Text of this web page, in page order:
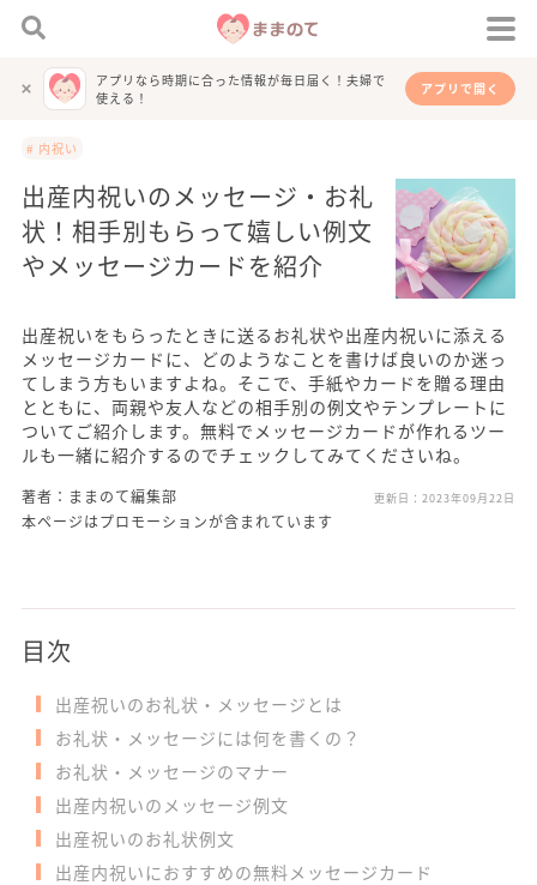
アプリなら時期に合った情報が毎日届く！夫婦で
使える！
アプリで開く
# 内祝い
出産内祝いのメッセージ・お礼
状！相手別もらって嬉しい例文
やメッセージカードを紹介
出産祝いをもらったときに送るお礼状や出産内祝いに添える
メッセージカードに、どのようなことを書けば良いのか迷っ
てしまう方もいますよね。そこで、手紙やカードを贈る理由
とともに、両親や友人などの相手別の例文やテンプレートに
ついてご紹介します。無料でメッセージカードが作れるツー
ルも一緒に紹介するのでチェックしてみてくださいね。
著者：ままのて編集部 更新日： 2023年09月22日
本ページはプロモーションが含まれています
目次
出産祝いのお礼状・メッセージとは
お礼状・メッセージには何を書くの？
お礼状・メッセージのマナー
出産内祝いのメッセージ例文
出産祝いのお礼状例文
出産内祝いにおすすめの無料メッセージカード